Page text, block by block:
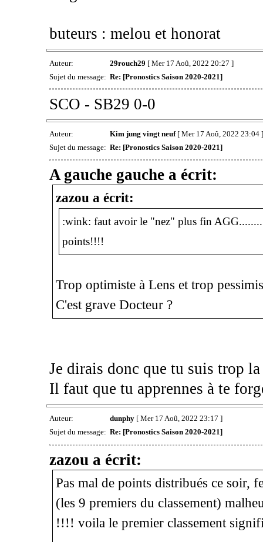
buteurs : melou et honorat
Auteur: 29rouch29 [ Mer 17 Aoû, 2022 20:27 ]
Sujet du message: Re: [Pronostics Saison 2020-2021]
SCO - SB29 0-0
Auteur: Kim jung vingt neuf[ Mer 17 Aoû, 2022 23:04 ]
Sujet du message: Re: [Pronostics Saison 2020-2021]
A gauche gauche a écrit:
zazou a écrit:
:wink: faut avoir le "nez" plus fin
points!!!!
Trop optimiste à Lens et trop
C'est grave Docteur ?
Je dirais donc que tu suis trop
Il faut que tu apprennes à te
Auteur: dunphy[ Mer 17 Aoû, 2022 23:17 ]
Sujet du message: Re: [Pronostics Saison 2020-2021]
zazou a écrit:
Pas mal de points distribués ce soir,
(les 9 premiers du classement)
!!!! voila le premier classement